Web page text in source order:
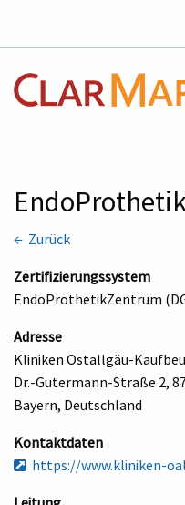
← Zurück
Zertifizierungssystem
EndoProthetikZentrum
Adresse
Kliniken Ostallgäu-
Dr.-Gutermann-Straße 2,
Bayern, Deutschland
Kontaktdaten
https://www.kliniken-